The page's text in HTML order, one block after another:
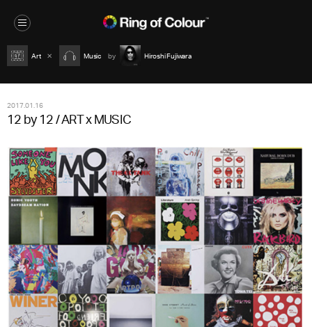
Art Music Hiroshi Fujiwara
2017.01.16
12 by 12 / ART x MUSIC